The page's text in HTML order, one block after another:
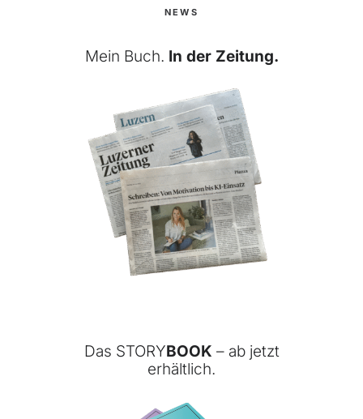
NEWS
Mein Buch. In der Zeitung.
Das STORYBOOK – ab jetzt
erhältlich.